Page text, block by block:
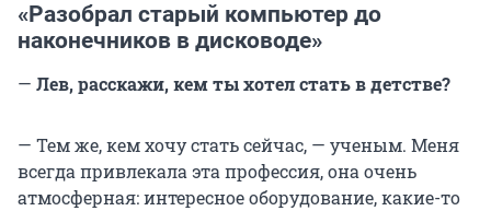
«Разобрал старый компьютер до
наконечников в дисководе»
— Лев, расскажи, кем ты хотел стать в детстве?
— Тем же, кем хочу стать сейчас, — ученым. Меня
всегда привлекала эта профессия, она очень
атмосферная: интересное оборудование, какие-то